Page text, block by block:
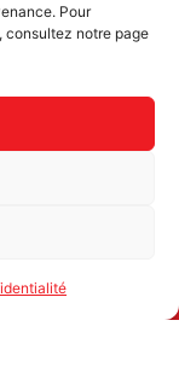
Pour
consultez notre page
possible